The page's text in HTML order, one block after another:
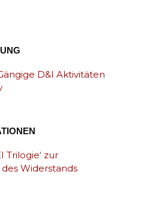
D&I Aktivitäten
Trilogie‘ zur
Widerstands